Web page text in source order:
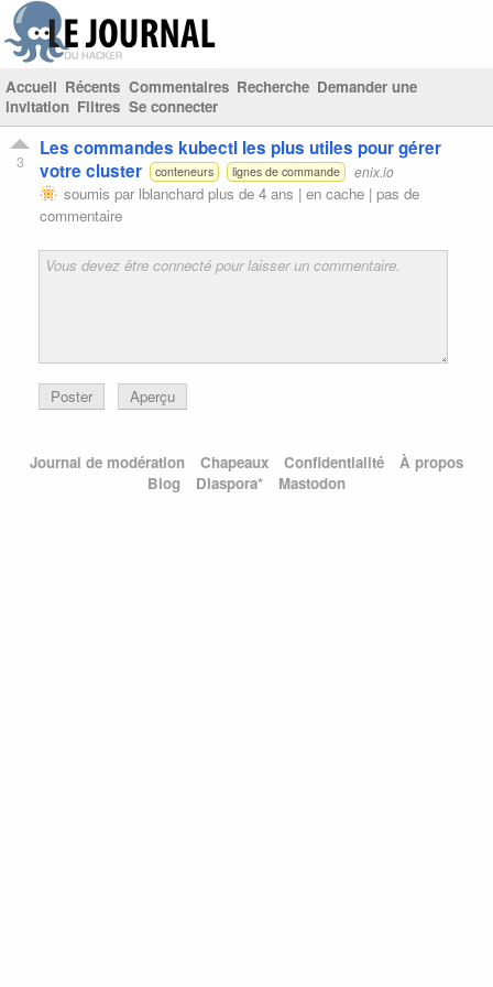
Accueil Récents Commentaires Recherche Demander une
invitation Filtres Se connecter
3
Les commandes kubectl les plus utiles pour gérer
votre cluster
conteneurs lignes de commande enix.io
soumis par lblanchard plus de 4 ans | en cache | pas de
commentaire
Poster Aperçu
Journal de modération Chapeaux Confidentialité
À propos
Blog
Diaspora* Mastodon